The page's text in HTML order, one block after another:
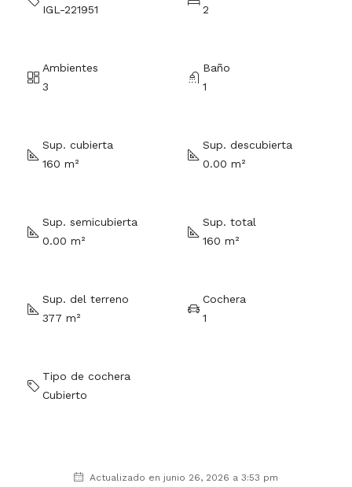
IGL-221951
2
Ambientes
3
Baño
1
Sup. cubierta
160 m²
Sup. descubierta
0.00 m²
Sup. semicubierta
0.00 m²
Sup. total
160 m²
Sup. del terreno
377 m²
Cochera
1
Tipo de cochera
Cubierto
Actualizado en junio 26, 2026 a 3:53 pm